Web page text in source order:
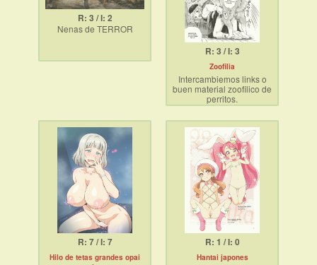
R: 3 / I: 2
Nenas de TERROR
R: 3 / I: 3
Zoofilia
Intercambiemos links o
buen material zoofilico de
perritos.
Si es con lolis mejor.
Esta pagina siempre la
reviso y hay buenos
doujins del tema.
beastiality
R: 7 / I: 7
Hilo de tetas grandes opai
R: 1 / I: 0
Hantai japones